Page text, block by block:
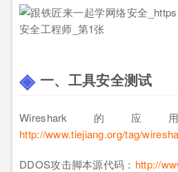
一、工具安全测试
Wireshark的
http://www.tiejiang.org/tag/
DDOS攻击脚本源代码： http://